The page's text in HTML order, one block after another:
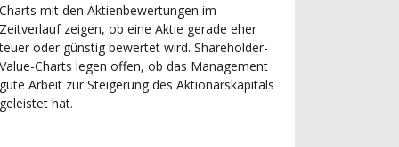
mit den Aktienbewertungen im
zeigen, ob eine Aktie gerade eher
oder günstig bewertet wird. Shareholder-
Charts legen offen, ob das Management
Arbeit zur Steigerung des Aktionärskapitals
hat.